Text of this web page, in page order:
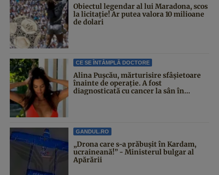
Obiectul legendar al lui Maradona, scos
la licitație! Ar putea valora 10 milioane
de dolari
CE SE ÎNTÂMPLĂ DOCTORE
Alina Pușcău, mărturisire sfâșietoare
înainte de operație. A fost
diagnosticată cu cancer la sân în...
GANDUL.RO
„Drona care s-a prăbușit în Kardam,
ucraineană!” - Ministerul bulgar al
Apărării